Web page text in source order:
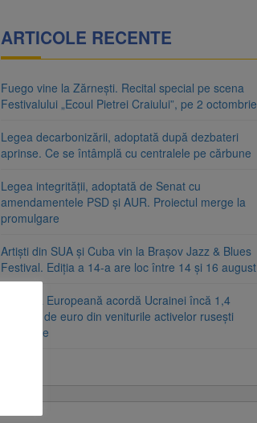
ARTICOLE RECENTE
Fuego vine la Zărnești. Recital special pe scena
Festivalului „Ecoul Pietrei Craiului”, pe 2 octombrie
Legea decarbonizării, adoptată după dezbateri
aprinse. Ce se întâmplă cu centralele pe cărbune
Legea integrității, adoptată de Senat cu
amendamentele PSD și AUR. Proiectul merge la
promulgare
Artiști din SUA și Cuba vin la Brașov Jazz & Blues
Festival. Ediția a 14-a are loc între 14 și 16 august
Uniunea Europeană acordă Ucrainei încă 1,4
miliarde de euro din veniturile activelor rusești
înghețate